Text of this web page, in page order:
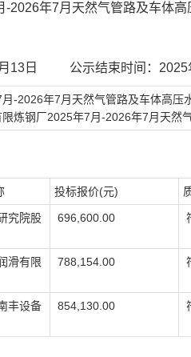
-2026年7月天然气管路及车体
13日 公示结束时间：
-2026年7月天然气管路及车体高压
炼钢厂2025年7月-2026年7月天然
投标报价(元)
究院股
696,600.00
滑有限
788,154.00
丰设备
854,130.00